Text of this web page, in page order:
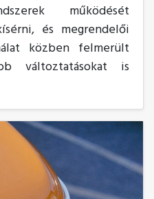
működését
és megrendelői
közben felmerült
változtatásokat is